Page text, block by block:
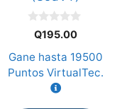
5
Q195.00
Gane hasta 19500
Puntos VirtualTec.
elegir
página